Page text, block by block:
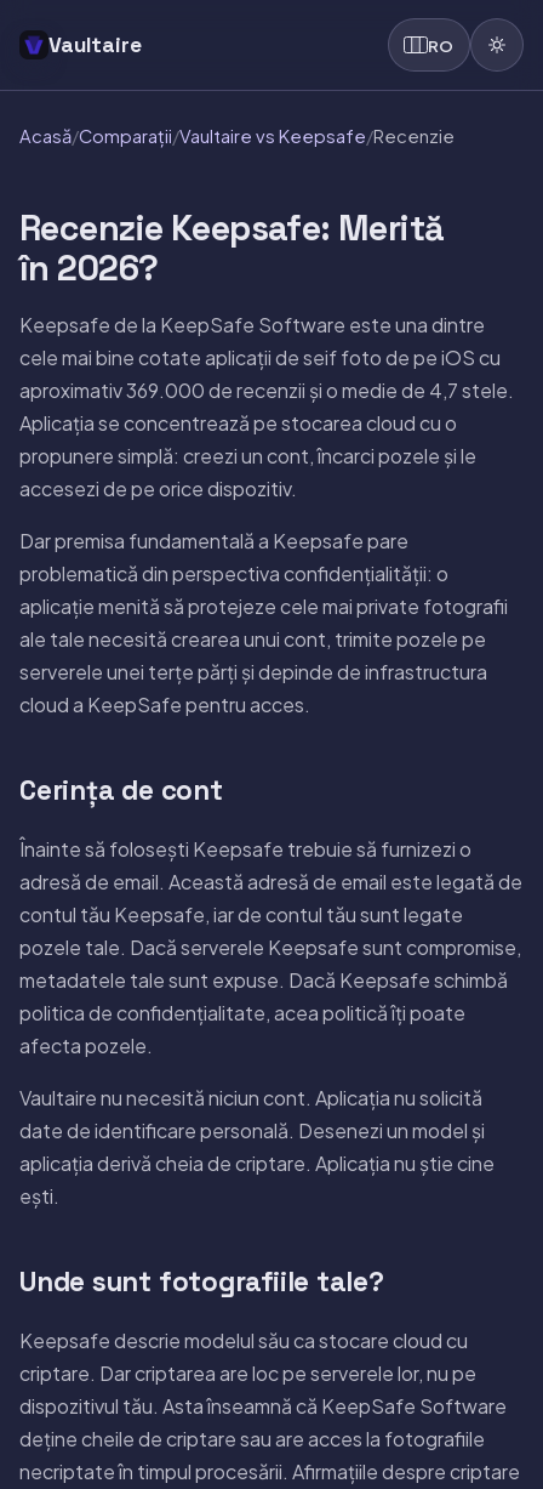
Vaultaire RO
Acasă/Comparații/Vaultaire vs Keepsafe/Recenzie
Recenzie Keepsafe: Merită
în 2026?
Keepsafe de la KeepSafe Software este una dintre
cele mai bine cotate aplicații de seif foto de pe iOS cu
aproximativ 369.000 de recenzii și o medie de 4,7 stele.
Aplicația se concentrează pe stocarea cloud cu o
propunere simplă: creezi un cont, încarci pozele și le
accesezi de pe orice dispozitiv.
Dar premisa fundamentală a Keepsafe pare
problematică din perspectiva confidențialității: o
aplicație menită să protejeze cele mai private fotografii
ale tale necesită crearea unui cont, trimite pozele pe
serverele unei terțe părți și depinde de infrastructura
cloud a KeepSafe pentru acces.
Cerința de cont
Înainte să folosești Keepsafe trebuie să furnizezi o
adresă de email. Această adresă de email este legată de
contul tău Keepsafe, iar de contul tău sunt legate
pozele tale. Dacă serverele Keepsafe sunt compromise,
metadatele tale sunt expuse. Dacă Keepsafe schimbă
politica de confidențialitate, acea politică îți poate
afecta pozele.
Vaultaire nu necesită niciun cont. Aplicația nu solicită
date de identificare personală. Desenezi un model și
aplicația derivă cheia de criptare. Aplicația nu știe cine
ești.
Unde sunt fotografiile tale?
Keepsafe descrie modelul său ca stocare cloud cu
criptare. Dar criptarea are loc pe serverele lor, nu pe
dispozitivul tău. Asta înseamnă că KeepSafe Software
deține cheile de criptare sau are acces la fotografiile
necriptate în timpul procesării. Afirmațiile despre criptare